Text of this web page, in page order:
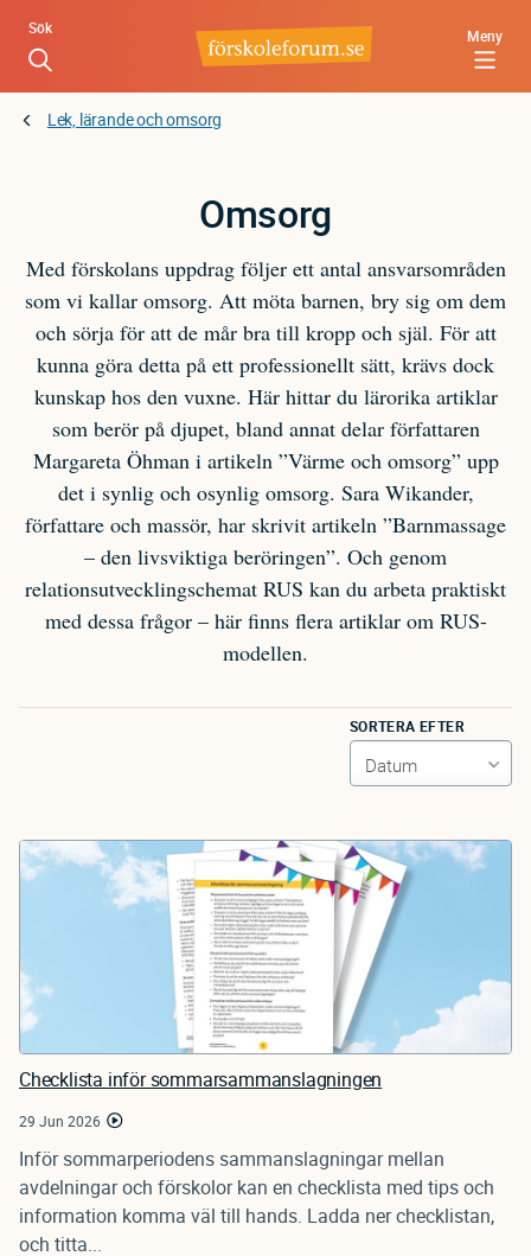
Hoppa
huvudinnehåll
Meny
Sök
Lek, lärande och omsorg
Omsorg
Med förskolans uppdrag följer ett antal ansvarsområden
som vi kallar omsorg. Att möta barnen, bry sig om dem
och sörja för att de mår bra till kropp och själ. För att
kunna göra detta på ett professionellt sätt, krävs dock
kunskap hos den vuxne. Här hittar du lärorika artiklar
som berör på djupet, bland annat delar författaren
Margareta Öhman i artikeln ”Värme och omsorg” upp
det i synlig och osynlig omsorg. Sara Wikander,
författare och massör, har skrivit artikeln ”Barnmassage
– den livsviktiga beröringen”. Och genom
relationsutvecklingschemat RUS kan du arbeta praktiskt
med dessa frågor – här finns flera artiklar om RUS-
modellen.
SORTERA EFTER
Checklista inför sommarsammanslagningen
29 Jun 2026
Inför sommarperiodens sammanslagningar mellan
avdelningar och förskolor kan en checklista med tips och
information komma väl till hands. Ladda ner checklistan,
och titta...